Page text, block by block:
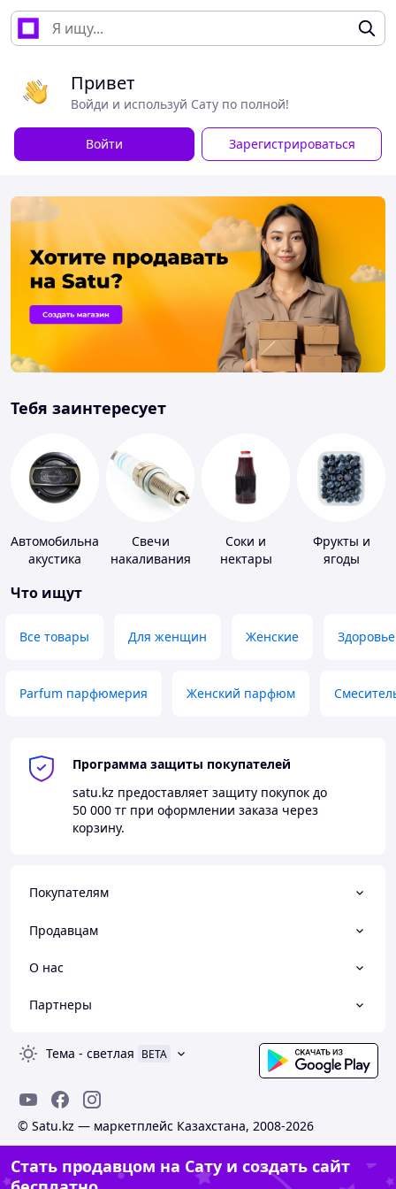
Привет
Войди и используй Сату по полной!
Войти Зарегистрироваться
Тебя заинтересует
Автомобильная
акустика
Свечи
накаливания
Соки и
нектары
Фрукты и
ягоды
Что ищут
Все товары Для женщин Женские Здоровье
Parfum парфюмерия Женский парфюм
Программа защиты покупателей
satu.kz предоставляет защиту покупок до
50 000 тг при оформлении заказа через
корзину.
Покупателям
Продавцам
О нас
Партнеры
Тема - светлая BETA
© Satu.kz — маркетплейс Казахстана, 2008-2026
Стать продавцом на Сату и создать сайт